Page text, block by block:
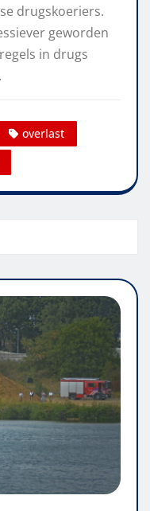
drugskoeriers.
geworden
in drugs
overlast